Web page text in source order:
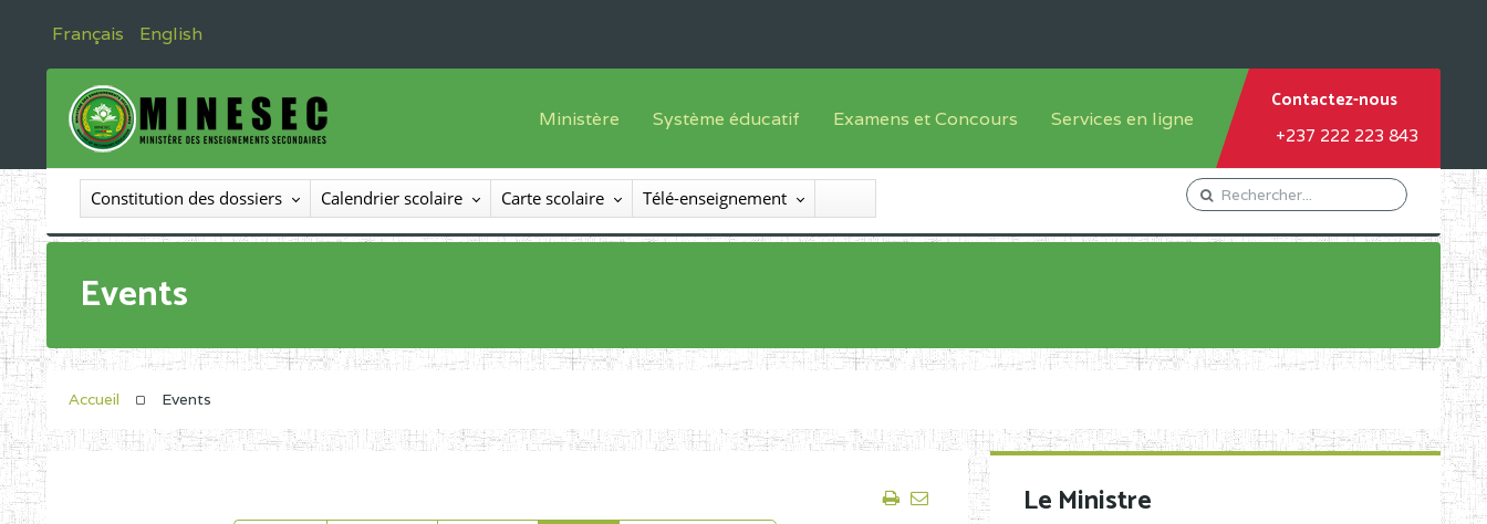
Français English
Ministère
Le Ministre
Le SEESEN
Organigramme
Système éducatif
Offre de formation
Sous système francophone
Progammes d'études
Examens et Concours
Inscriptions
Liste des candidats
Services en ligne
Orientation Conseil
Gestion du Personnel
Demande de subvention
Contactez-nous
+237 222 223 843
Constitution des dossiers Calendrier scolaire Carte scolaire Télé-enseignement
Events
Accueil Events
Le Ministre